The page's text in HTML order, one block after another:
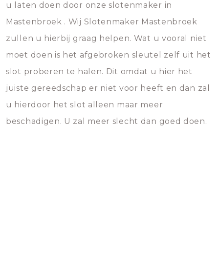
u laten doen door onze slotenmaker in
Mastenbroek . Wij Slotenmaker Mastenbroek
zullen u hierbij graag helpen. Wat u vooral niet
moet doen is het afgebroken sleutel zelf uit het
slot proberen te halen. Dit omdat u hier het
juiste gereedschap er niet voor heeft en dan zal
u hierdoor het slot alleen maar meer
beschadigen. U zal meer slecht dan goed doen.